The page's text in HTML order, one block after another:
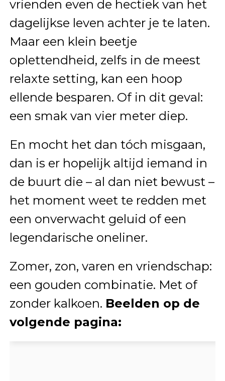
vrienden even de hectiek van het
dagelijkse leven achter je te laten.
Maar een klein beetje
oplettendheid, zelfs in de meest
relaxte setting, kan een hoop
ellende besparen. Of in dit geval:
een smak van vier meter diep.
En mocht het dan tóch misgaan,
dan is er hopelijk altijd iemand in
de buurt die – al dan niet bewust –
het moment weet te redden met
een onverwacht geluid of een
legendarische oneliner.
Zomer, zon, varen en vriendschap:
een gouden combinatie. Met of
zonder kalkoen. Beelden op de
volgende pagina: